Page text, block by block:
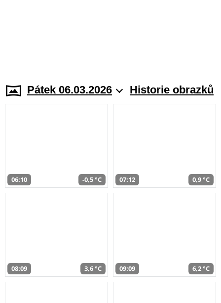
Pátek 06.03.2026 Historie obrazků
06:10 -0,5 °C 07:12 0,9 °C
08:09 3,6 °C 09:09 6,2 °C